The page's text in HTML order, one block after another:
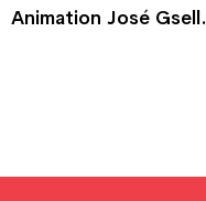
Animation José Gsell.